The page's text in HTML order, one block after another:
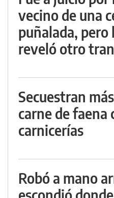
vecino de una
puñalada,
reveló otro
Secuestran
carne de faena
carnicerías
Robó a mano